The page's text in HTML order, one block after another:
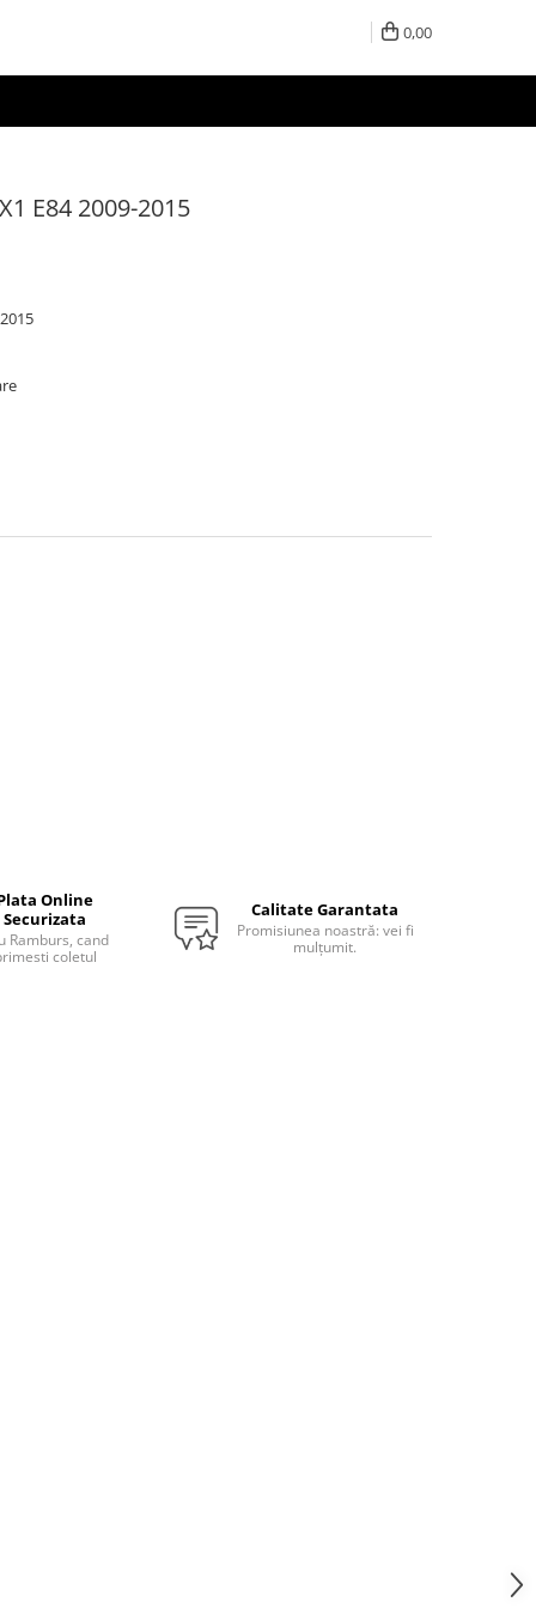
0,00
E84 2009-2015
Online
Securizata
Ramburs, cand
coletul
Calitate Garantata
Promisiunea noastră: vei fi
mulțumit.